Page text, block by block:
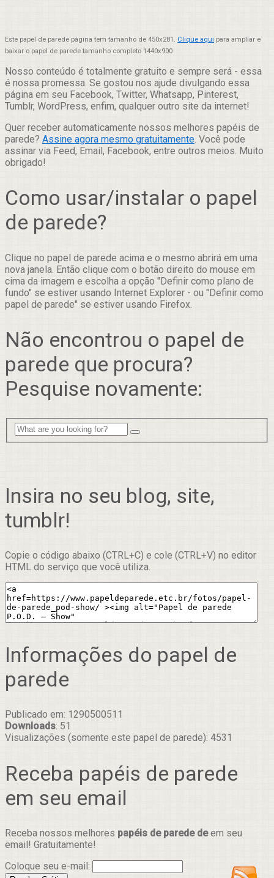
Este papel de parede página tem tamanho de 450x281. Clique aqui para ampliar e
baixar o papel de parede tamanho completo 1440x900
Nosso conteúdo é totalmente gratuito e sempre será - essa
é nossa promessa. Se gostou nos ajude divulgando essa
página em seu Facebook, Twitter, Whatsapp, Pinterest,
Tumblr, WordPress, enfim, qualquer outro site da internet!
Quer receber automaticamente nossos melhores papéis de
parede? Assine agora mesmo gratuitamente. Você pode
assinar via Feed, Email, Facebook, entre outros meios. Muito
obrigado!
Como usar/instalar o papel
de parede?
Clique no papel de parede acima e o mesmo abrirá em uma
nova janela. Então clique com o botão direito do mouse em
cima da imagem e escolha a opção "Definir como plano de
fundo" se estiver usando Internet Explorer - ou "Definir como
papel de parede" se estiver usando Firefox.
Não encontrou o papel de
parede que procura?
Pesquise novamente:
Insira no seu blog, site,
tumblr!
Copie o código abaixo (CTRL+C) e cole (CTRL+V) no editor
HTML do serviço que você utiliza.
Informações do papel de
parede
Publicado em: 1290500511
Downloads: 51
Visualizações (somente este papel de parede): 4531
Receba papéis de parede
em seu email
Receba nossos melhores papéis de parede deem seu
email! Gratuitamente!
Coloque seu e-mail: